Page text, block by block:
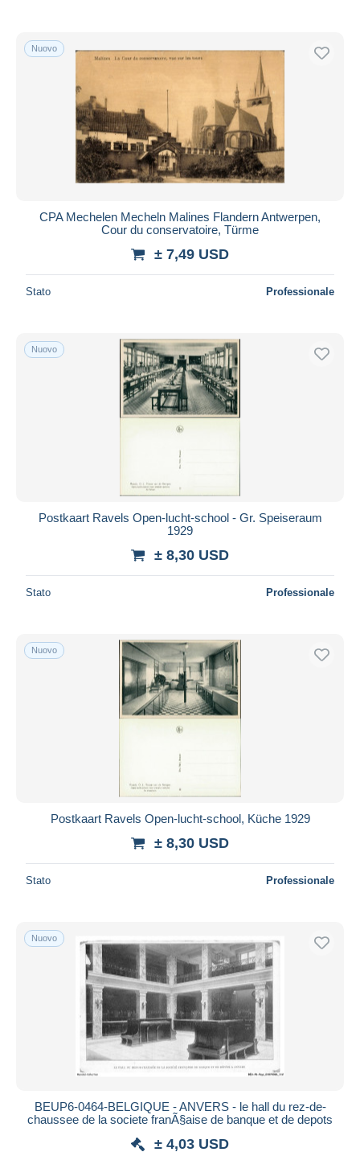
Nuovo
CPA Mechelen Mecheln Malines Flandern Antwerpen,
Cour du conservatoire, Türme
± 7,49 USD
Stato Professionale
Nuovo
Postkaart Ravels Open-lucht-school - Gr. Speiseraum
1929
± 8,30 USD
Stato Professionale
Nuovo
Postkaart Ravels Open-lucht-school, Küche 1929
± 8,30 USD
Stato Professionale
Nuovo
BEUP6-0464-BELGIQUE - ANVERS - le hall du rez-de-
chaussee de la societe franÃ§aise de banque et de depots
± 4,03 USD